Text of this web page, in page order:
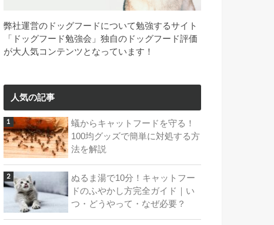
弊社運営のドッグフードについて勉強するサイト
「ドッグフード勉強会」独自のドッグフード評価
が大人気コンテンツとなっています！
人気の記事
蟻からキャットフードを守る！
100均グッズで簡単に対処する方
法を解説
ぬるま湯で10分！キャットフー
ドのふやかし方完全ガイド｜い
つ・どうやって・なぜ必要？